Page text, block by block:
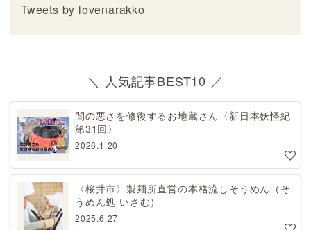
Tweets by lovenarakko
＼ 人気記事BEST10 ／
間の悪さを修復するお地蔵さん〈新日本妖怪紀
第31回〉
2026.1.20
〈桜井市〉製麺所直営の本格流しそうめん（そ
うめん処 いさむ）
2025.6.27